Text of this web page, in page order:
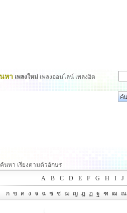
หา เพลงใหม่ เพลงออนไลน์ เพลงฮิต
ค้นหา เรียงตามตัวอักษร
A
B C D E F G H I J
ก ข ค ง จ ฉ ช ซ ฌ ญ ฎ ฏ ฐ ฑ ฒ ณ